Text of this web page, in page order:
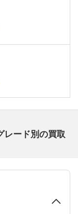
レード別の買取